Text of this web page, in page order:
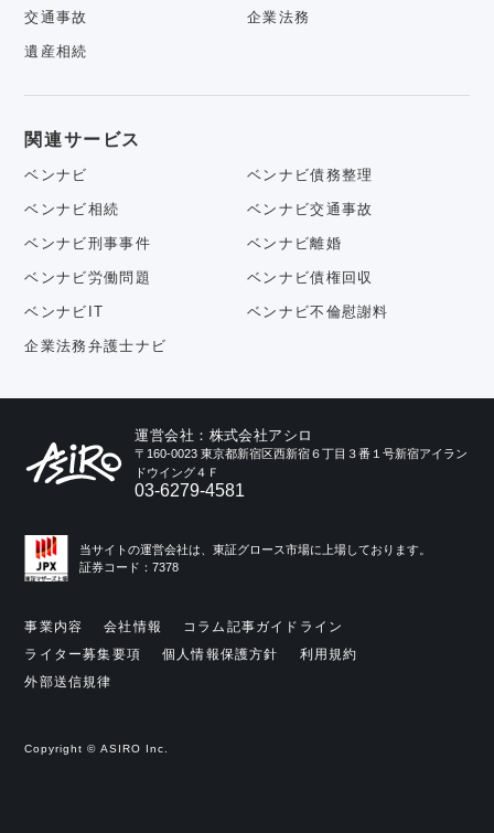
交通事故 企業法務
遺産相続
関連サービス
ベンナビ ベンナビ債務整理
ベンナビ相続 ベンナビ交通事故
ベンナビ刑事事件 ベンナビ離婚
ベンナビ労働問題 ベンナビ債権回収
ベンナビIT ベンナビ不倫慰謝料
企業法務弁護士ナビ
運営会社：株式会社アシロ
〒160-0023 東京都新宿区西新宿６丁目３番１号新宿アイラン
ドウイング４Ｆ
03-6279-4581
当サイトの運営会社は、東証グロース市場に上場しております。
証券コード：7378
事業内容 会社情報
コラム記事ガイドライン
ライター募集要項
個人情報保護方針
利用規約
外部送信規律
Copyright © ASIRO Inc.